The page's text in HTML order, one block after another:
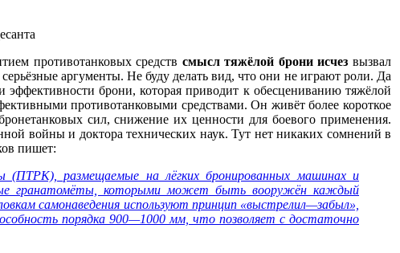
противотанковых средств смысл тяжёлой брони исчез вызвал
аргументы. Не буду делать вид, что они не играют роли. Да
брони, которая приводит к обесцениванию тяжёлой
противотанковыми средствами. Он живёт более короткое
сил, снижение их ценности для боевого применения.
войны и доктора технических наук. Тут нет никаких сомнений в
пишет:
(ПТРК), размещаемые на лёгких бронированных машинах и
гранатомёты, которыми может быть вооружён каждый
самонаведения используют принцип «выстрелил—забыл»,
порядка 900—1000 мм, что позволяет с достаточно